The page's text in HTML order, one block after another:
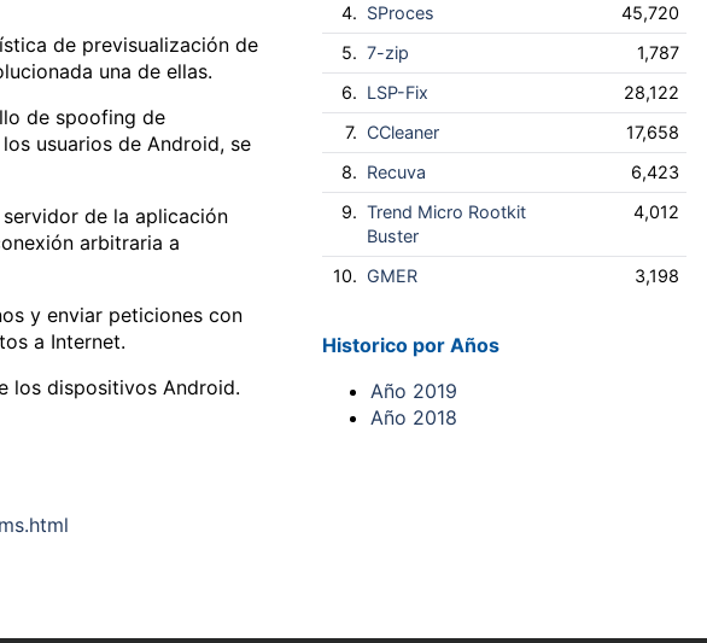
de previsualización de
una de ellas.
de spoofing de
usuarios de Android, se
de la aplicación
arbitraria a
y enviar peticiones con
a Internet.
los dispositivos Android.
4. SProces
45,720
5. 7-zip
1,787
6. LSP-Fix
28,122
7. CCleaner
17,658
8. Recuva
6,423
9. Trend Micro Rootkit
Buster
4,012
10. GMER 3,198
Historico por Años
Año 2019
Año 2018